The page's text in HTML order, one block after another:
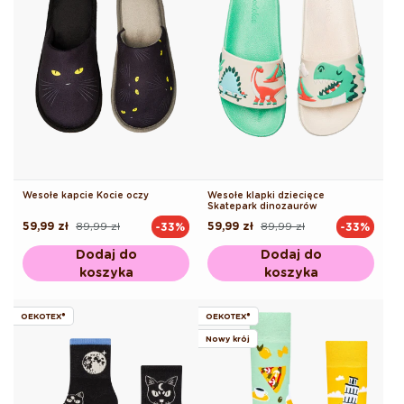
Wesołe kapcie Kocie oczy
Cena
89,99 zł
Cena
59,99 zł -33%
Dodaj do
koszyka
Wesołe klapki dziecięce
Skatepark dinozaurów
Cena
89,99 zł
Cena
59,99 zł -33%
Dodaj do
koszyka
OEKOTEX® OEKOTEX®
Nowy krój